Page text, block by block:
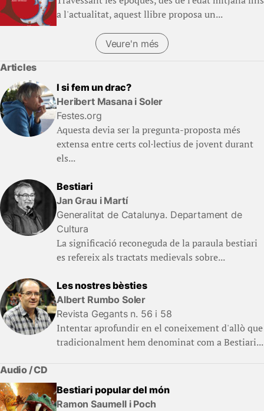
a l'actualitat, aquest llibre proposa un...
Veure'n més
(Llibres)
Articles
I si fem un drac?
Heribert Masana i Soler
Festes.org
Aquesta devia ser la pregunta-proposta més
extensa entre certs col·lectius de jovent durant
els...
Bestiari
Jan Grau i Martí
Generalitat de Catalunya. Departament de
Cultura
La significació reconeguda de la paraula bestiari
es refereix als tractats medievals sobre...
Les nostres bèsties
Albert Rumbo Soler
Revista Gegants n. 56 i 58
Intentar aprofundir en el coneixement d'allò que
tradicionalment hem denominat com a Bestiari...
Audio / CD
Bestiari popular del món
Ramon Saumell i Poch